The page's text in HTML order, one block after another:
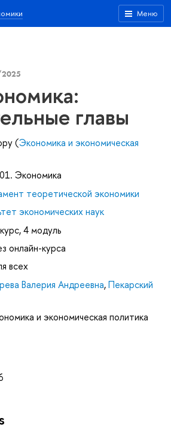
Меню
главы
(Экономика и экономическая
Экономика
теоретической экономики
экономических наук
4 модуль
онлайн-курса
всех
Валерия Андреевна,Пекарский
и экономическая политика